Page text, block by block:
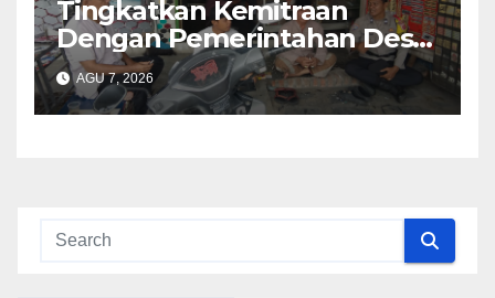
Tingkatkan Kemitraan
Dengan Pemerintahan Desa,
Bhabinkamtibmas Desa
Cikalahang Laksanakan
Sambang Desa
AGU 7, 2026